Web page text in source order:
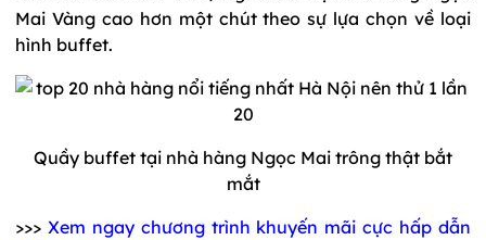
Mai Vàng cao hơn một chút theo sự lựa chọn về loại
hình buffet.
Quầy buffet tại nhà hàng Ngọc Mai trông thật bắt
mắt
>>> Xem ngay chương trình khuyến mãi cực hấp dẫn